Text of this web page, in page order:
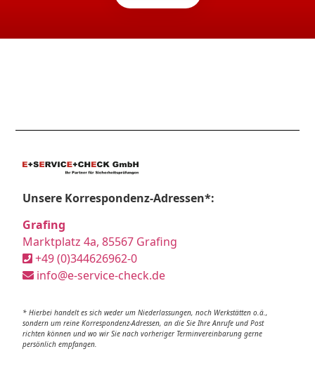
Unsere Korrespondenz-Adressen*:
Grafing
Marktplatz 4a, 85567 Grafing
+49 (0)344626962-0
info@e-service-check.de
* Hierbei handelt es sich weder um Niederlassungen, noch Werkstätten o.ä.,
sondern um reine Korrespondenz-Adressen, an die Sie Ihre Anrufe und Post
richten können und wo wir Sie nach vorheriger Terminvereinbarung gerne
persönlich empfangen.